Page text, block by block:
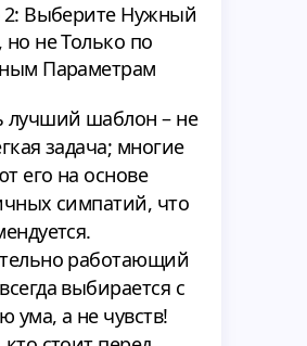
Выберите Нужный
не Только по
Параметрам
лучший шаблон – не
задача; многие
его на основе
симпатий, что
работающий
выбирается с
ума, а не чувств!